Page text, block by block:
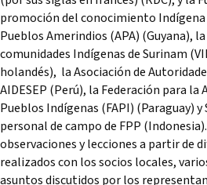
promoción del conocimiento Indígena
Pueblos Amerindios (APA) (Guyana), la
comunidades Indígenas de Surinam
holandés), la Asociación de
AIDESEP (Perú), la Federación para la
Pueblos Indígenas (FAPI) (Paraguay) y
personal de campo de FPP
observaciones y lecciones a partir de
realizados con los socios locales,
asuntos discutidos por los